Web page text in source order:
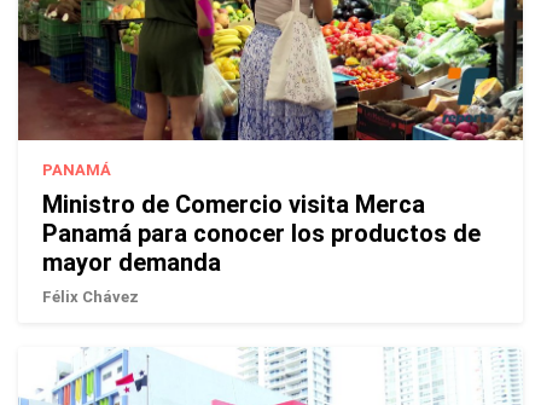
PANAMÁ
Ministro de Comercio visita Merca
Panamá para conocer los productos de
mayor demanda
Félix Chávez